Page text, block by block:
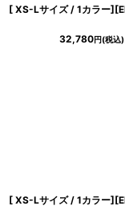
32,780円(税込)